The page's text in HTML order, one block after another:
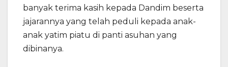
banyak terima kasih kepada Dandim beserta
jajarannya yang telah peduli kepada anak-
anak yatim piatu di panti asuhan yang
dibinanya.